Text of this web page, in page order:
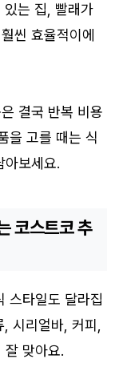
있는 집, 빨래가
씬 효율적이에
결국 반복 비용
을 고를 때는 식
아보세요.
코스트코 추
스타일도 달라집
시리얼바, 커피,
잘 맞아요.